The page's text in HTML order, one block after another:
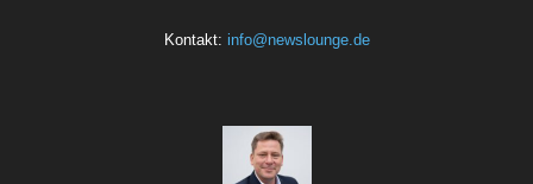
Kontakt: info@newslounge.de